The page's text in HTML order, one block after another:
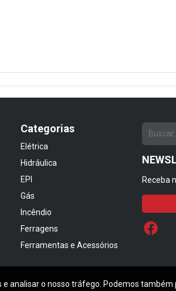
Categorias
Elétrica
Hidráulica
EPI
Gás
Incêndio
Ferragens
Ferramentas e Acessórios
Receba
analisar o nosso tráfego. Podemos